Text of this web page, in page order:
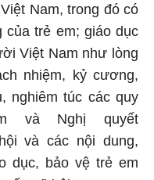
Nam, trong đó có
của trẻ em; giáo dục
Việt Nam như lòng
nhiệm, kỷ cương,
nghiêm túc các quy
và Nghị quyết
và các nội dung,
dục, bảo vệ trẻ em